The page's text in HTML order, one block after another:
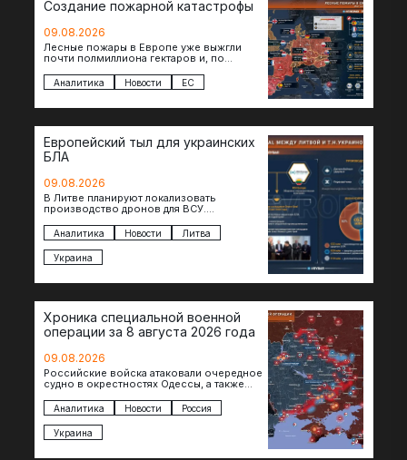
Создание пожарной катастрофы
09.08.2026
Лесные пожары в Европе уже выжгли
почти полмиллиона гектаров и, по
экономике в €15,6–19,1 млрд. К…
Аналитика Новости ЕС
Европейский тыл для украинских
БЛА
09.08.2026
В Литве планируют локализовать
производство дронов для ВСУ.
президенты Гитанас Науседа и Владимир
Зеленский подписали…
Аналитика Новости Литва
Украина
Хроника специальной военной
операции за 8 августа 2026 года
09.08.2026
Российские войска атаковали очередное
судно в окрестностях Одессы, а также
и Черниговской областях. В Сумской…
Аналитика Новости Россия
Украина